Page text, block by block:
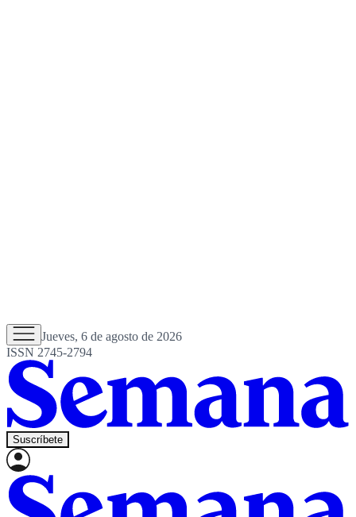
Jueves, 6 de agosto de 2026
ISSN 2745-2794
Suscríbete